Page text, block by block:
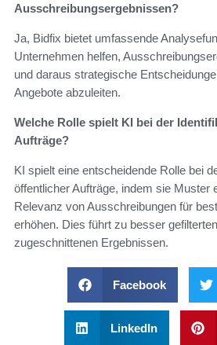
Ausschreibungsergebnissen?
Ja, Bidfix bietet umfassende
Unternehmen helfen,
und daraus strategische
Angebote abzuleiten.
Welche Rolle spielt KI bei der
Aufträge?
KI spielt eine entscheidende Rolle bei
öffentlicher Aufträge, indem sie Muster
Relevanz von Ausschreibungen für
erhöhen. Dies führt zu besser
zugeschnittenen Ergebnissen.
Facebook
LinkedIn